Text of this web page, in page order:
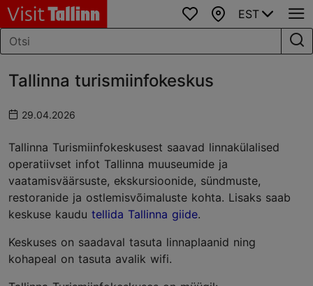
Lemmikud
Kaart
EST
Tallinna turismiinfokeskus
29.04.2026
Tallinna Turismiinfokeskusest saavad linnakülalised
operatiivset infot Tallinna muuseumide ja
vaatamisväärsuste, ekskursioonide, sündmuste,
restoranide ja ostlemisvõimaluste kohta. Lisaks saab
keskuse kaudu tellida Tallinna giide.
Keskuses on saadaval tasuta linnaplaanid ning
kohapeal on tasuta avalik wifi.